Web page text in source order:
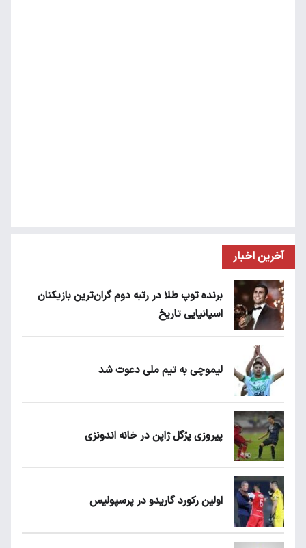
آخرین اخبار
برنده توپ طلا در رتبه دوم گران‌ترین بازیکنان
اسپانیایی تاریخ
لیموچی به تیم ملی دعوت شد
پیروزی پرُگل ژاپن در خانه اندونزی
اولین رکورد گاریدو در پرسپولیس